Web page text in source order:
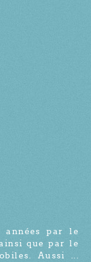
années par le
que par le
Aussi ...